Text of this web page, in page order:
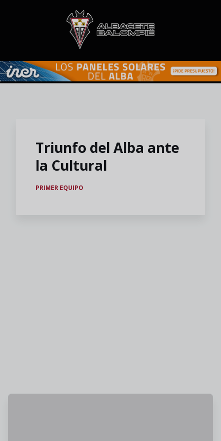
Skip to main content
Triunfo del Alba ante
la Cultural
PRIMER EQUIPO